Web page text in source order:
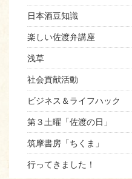
日本酒豆知識
楽しい佐渡弁講座
浅草
社会貢献活動
ビジネス＆ライフハック
第３土曜「佐渡の日」
筑摩書房「ちくま」
行ってきました！